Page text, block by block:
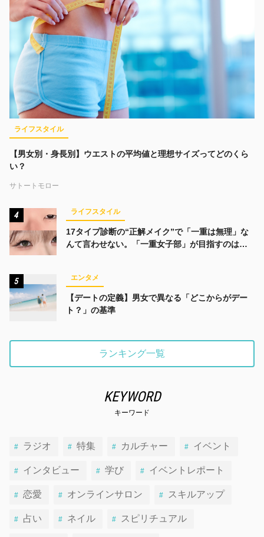
ライフスタイル
【男女別・身長別】ウエストの平均値と理想サイズってどのくら
い？
サトートモロー
4 ライフスタイル
17タイプ診断の“正解メイク”で「一重は無理」な
んて言わせない。「一重女子部」が目指すのは、
5 エンタメ
【デートの定義】男女で異なる「どこからがデー
ト？」の基準
ランキング一覧
KEYWORD
キーワード
ラジオ 特集 カルチャー イベント
インタビュー 学び イベントレポート
恋愛 オンラインサロン スキルアップ
占い ネイル スピリチュアル